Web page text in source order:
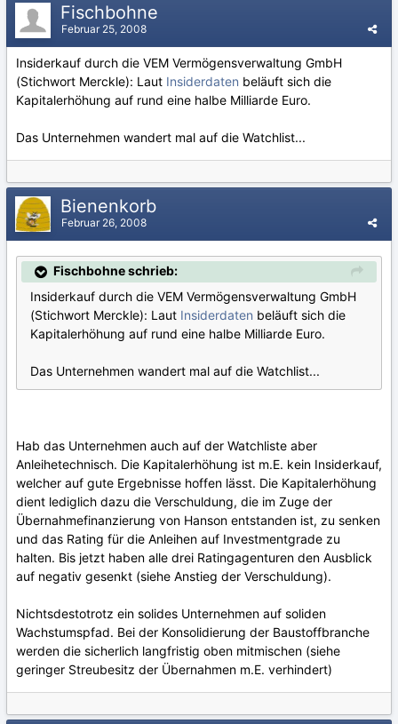
Fischbohne
Februar 25, 2008
Insiderkauf durch die VEM Vermögensverwaltung GmbH
(Stichwort Merckle): Laut Insiderdaten beläuft sich die
Kapitalerhöhung auf rund eine halbe Milliarde Euro.
Das Unternehmen wandert mal auf die Watchlist...
Bienenkorb
Februar 26, 2008
Fischbohne schrieb:
Insiderkauf durch die VEM Vermögensverwaltung GmbH
(Stichwort Merckle): Laut Insiderdaten beläuft sich die
Kapitalerhöhung auf rund eine halbe Milliarde Euro.
Das Unternehmen wandert mal auf die Watchlist...
Hab das Unternehmen auch auf der Watchliste aber
Anleihetechnisch. Die Kapitalerhöhung ist m.E. kein Insiderkauf,
welcher auf gute Ergebnisse hoffen lässt. Die Kapitalerhöhung
dient lediglich dazu die Verschuldung, die im Zuge der
Übernahmefinanzierung von Hanson entstanden ist, zu senken
und das Rating für die Anleihen auf Investmentgrade zu
halten. Bis jetzt haben alle drei Ratingagenturen den Ausblick
auf negativ gesenkt (siehe Anstieg der Verschuldung).
Nichtsdestotrotz ein solides Unternehmen auf soliden
Wachstumspfad. Bei der Konsolidierung der Baustoffbranche
werden die sicherlich langfristig oben mitmischen (siehe
geringer Streubesitz der Übernahmen m.E. verhindert)